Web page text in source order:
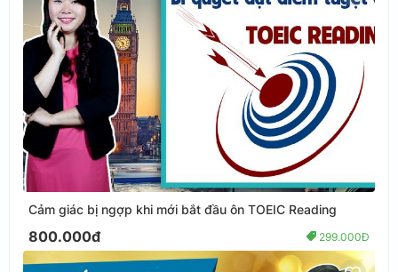
Cảm giác bị ngợp khi mới bắt đầu ôn TOEIC Reading
800.000đ 299.000Đ